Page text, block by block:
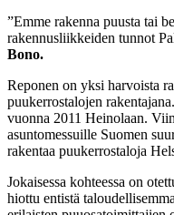
”Emme rakenna puusta tai
rakennusliikkeiden tunnot
Bono.
Reponen on yksi harvoista
puukerrostalojen
vuonna 2011 Heinolaan.
asuntomessuille Suomen
rakentaa puukerrostaloja
Jokaisessa kohteessa on
hiottu entistä